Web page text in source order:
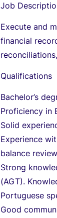
Job
Execute and
financial
Qualifications
Bachelor’s
Proficiency in
Solid
Experience
balance
Strong
(AGT).
Portuguese
Good